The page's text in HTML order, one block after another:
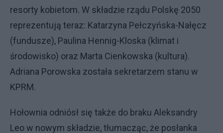
resorty kobietom. W składzie rządu Polskę 2050
reprezentują teraz: Katarzyna Pełczyńska-Nałęcz
(fundusze), Paulina Hennig-Kloska (klimat i
środowisko) oraz Marta Cienkowska (kultura).
Adriana Porowska została sekretarzem stanu w
KPRM.
Hołownia odniósł się także do braku Aleksandry
Leo w nowym składzie, tłumacząc, że posłanka